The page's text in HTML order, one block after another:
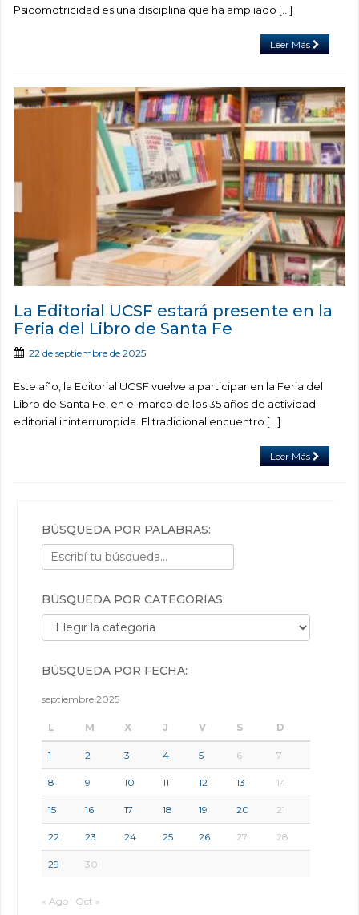
Psicomotricidad es una disciplina que ha ampliado […]
Leer Más
La Editorial UCSF estará presente en la
Feria del Libro de Santa Fe
22 de septiembre de 2025
Este año, la Editorial UCSF vuelve a participar en la Feria del
Libro de Santa Fe, en el marco de los 35 años de actividad
editorial ininterrumpida. El tradicional encuentro […]
Leer Más
BÚSQUEDA POR PALABRAS:
BÚSQUEDA POR CATEGORÍAS:
Búsqueda por categorías:
BÚSQUEDA POR FECHA:
septiembre 2025
L M X J V S D
1 2 3 4 5 6 7
8 9 10 11 12 13 14
15 16 17 18 19 20 21
22 23 24 25 26 27 28
29 30
« Ago Oct »